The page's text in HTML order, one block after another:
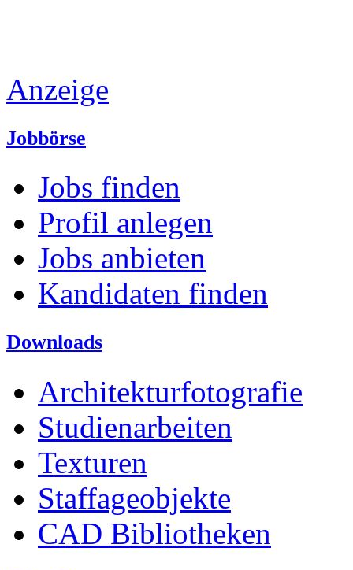
Anzeige
Jobbörse
Jobs finden
Profil anlegen
Jobs anbieten
Kandidaten finden
Downloads
Architekturfotografie
Studienarbeiten
Texturen
Staffageobjekte
CAD Bibliotheken